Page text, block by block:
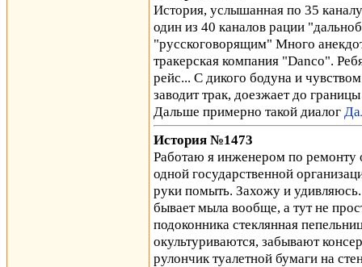
История, услышанная по 35
один из 40 каналов рации
"русскоговорящим" Много
тракерская компания "Danco".
рейс... С дикого бодуна и
заводит трак, доезжает до
Дальше примерно такой диалог
История №1473
Работаю я инженером по ремонту
одной государственной
руки помыть. Захожу и удивляюсь.
бывает мыла вообще, а тут не
подоконника стеклянная
окультуриваются, забывают
рулончик туалетной бумаги на